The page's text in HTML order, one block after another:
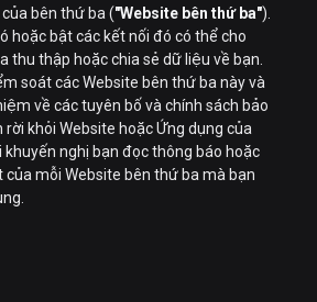
bên thứ ba ("Website bên thứ ba").
hoặc bật các kết nối đó có thể cho
thu thập hoặc chia sẻ dữ liệu về bạn.
soát các Website bên thứ ba này và
về các tuyên bố và chính sách bảo
rời khỏi Website hoặc Ứng dụng của
khuyến nghị bạn đọc thông báo hoặc
của mỗi Website bên thứ ba mà bạn